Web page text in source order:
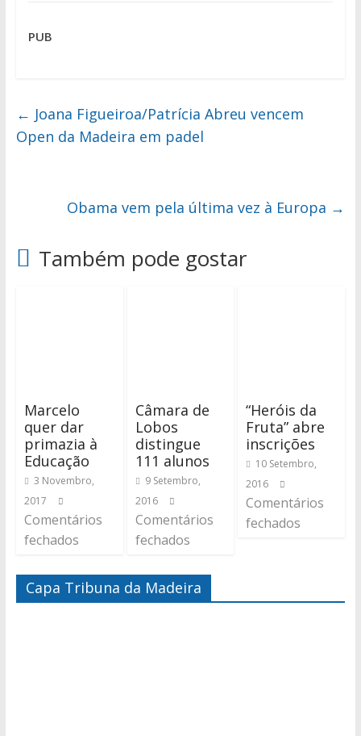
PUB
← Joana Figueiroa/Patrícia Abreu vencem
Open da Madeira em padel
Obama vem pela última vez à Europa →
Também pode gostar
Marcelo
quer dar
primazia à
Educação
3 Novembro,
2017
Comentários
fechados
Câmara de
Lobos
distingue
111 alunos
9 Setembro,
2016
Comentários
fechados
“Heróis da
Fruta” abre
inscrições
10 Setembro,
2016
Comentários
fechados
Capa Tribuna da Madeira